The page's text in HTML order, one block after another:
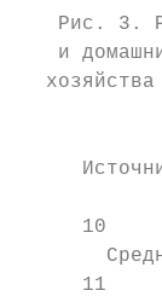
Рис. 3.
и
хозяйства
     10
     11